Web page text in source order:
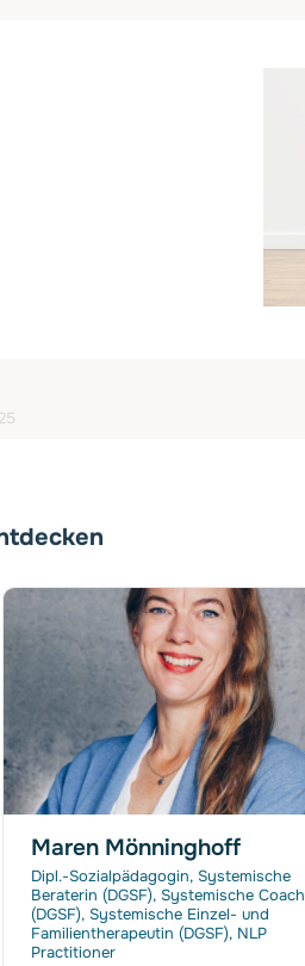
Maren Mönninghoff
Dipl.-Sozialpädagogin, Systemische
Beraterin (DGSF), Systemische Coach
(DGSF), Systemische Einzel- und
Familientherapeutin (DGSF), NLP
Practitioner